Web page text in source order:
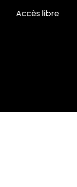
Accès libre